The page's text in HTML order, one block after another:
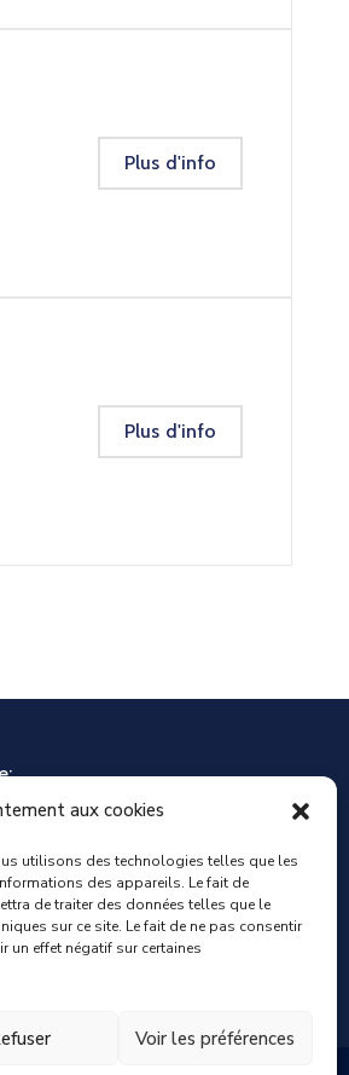
aux cookies
utilisons des technologies telles que les
des appareils. Le fait de
de traiter des données telles que le
sur ce site. Le fait de ne pas consentir
un effet négatif sur certaines
Voir les préférences
Plus d'info
Plus d'info
| 14:00 – 18:00
| 14:00 – 17:00
| 14:00 – 17:00